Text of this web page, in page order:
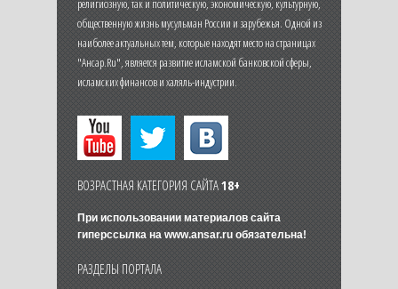
религиозную, так и политическую, экономическую, культурную,
общественную жизнь мусульман России и зарубежья. Одной из
наиболее актуальных тем, которые находят место на страницах
"Ансар.Ru", является развитие исламской банковской сферы,
исламских финансов и халяль-индустрии.
ВОЗРАСТНАЯ КАТЕГОРИЯ САЙТА18+
При использовании материалов сайта
гиперссылка на www.ansar.ruобязательна!
РАЗДЕЛЫ ПОРТАЛА